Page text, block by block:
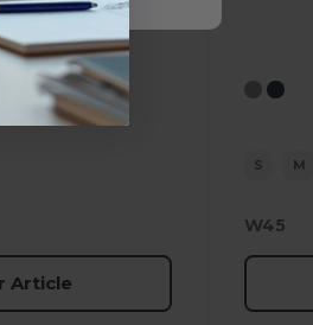
Article
S M
W45